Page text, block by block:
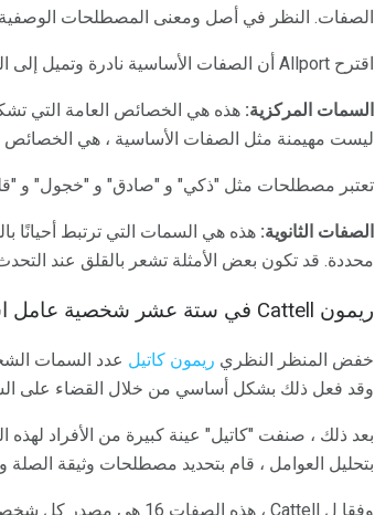
الصفات. النظر في أصل ومعنى المصطلحات الوصفية
اقترح Allport أن الصفات الأساسية نادرة وتميل إلى التطور في وقت لاحق من الحياة.
السمات المركزية: هذه هي الخصائص العامة التي
ليست مهيمنة مثل الصفات الأساسية ، هي
تعتبر مصطلحات مثل "ذكي" و "صادق" و "خجول" و
الصفات الثانوية: هذه هي السمات التي ترتبط
محددة. قد تكون بعض الأمثلة تشعر بالقلق عند
ريمون Cattell في ستة عشر شخصية عامل استبيان
خفض المنظر النظري ريمون كاتيل
وقد فعل ذلك بشكل أساسي من خلال القضاء على
بتحليل العوامل ، قام بتحديد مصطلحات وثيقة الصلة
وفقا ل Cattell ، هذه الصفات 16 هي مصدر كل شخصية الإنسان.